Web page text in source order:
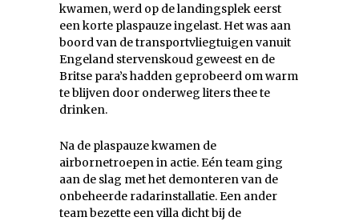
kwamen, werd op de landingsplek eerst
een korte plaspauze ingelast. Het was aan
boord van de transportvliegtuigen vanuit
Engeland stervenskoud geweest en de
Britse para’s hadden geprobeerd om warm
te blijven door onderweg liters thee te
drinken.
Na de plaspauze kwamen de
airbornetroepen in actie. Eén team ging
aan de slag met het demonteren van de
onbeheerde radarinstallatie. Een ander
team bezette een villa dicht bij de